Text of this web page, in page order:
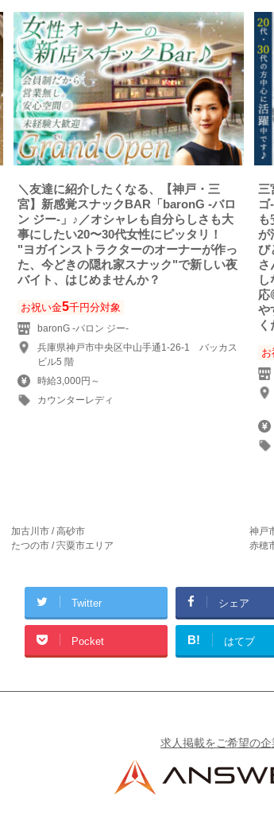
＼友達に紹介したくなる、【神戸・三
宮】新感覚スナックBAR「baronG -バロ
ン ジー-」♪／オシャレも自分らしさも大
事にしたい20〜30代女性にピッタリ！
"ヨガインストラクターのオーナーが作っ
た、今どきの隠れ家スナック"で新しい夜
バイト、はじめませんか？
お祝い金5千円分対象
baronG -バロン ジー-
兵庫県神戸市中央区中山手通1-26-1 バッカス
ビル5 階
時給3,000円～
カウンターレディ
三
ゴ
が
び
応
や
加古川市 / 高砂市 神戸
たつの市 / 宍粟市エリア 赤穂
Twitter シェア
Pocket B! はてブ
求人掲載をご希望の